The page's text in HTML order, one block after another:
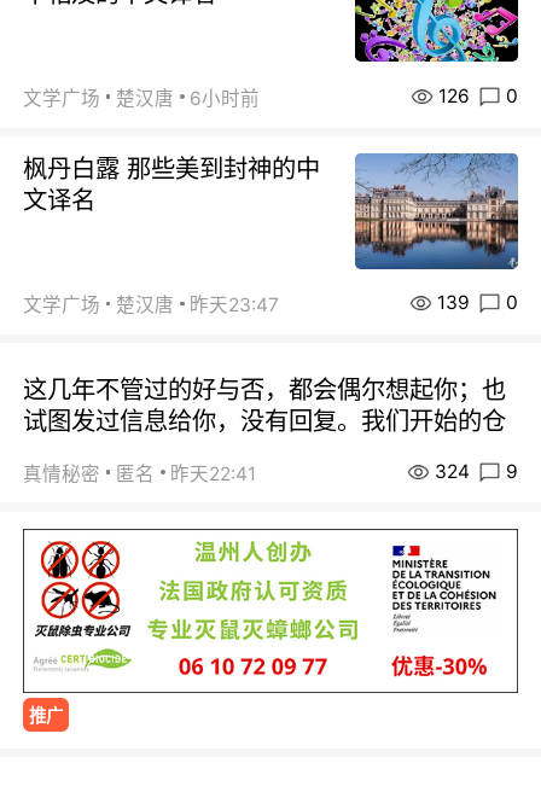
文学广场 楚汉唐 6小时前 126 0
枫丹白露 那些美到封神的中
文译名
文学广场 楚汉唐 昨天23:47 139 0
这几年不管过的好与否，都会偶尔想起你；也
试图发过信息给你，没有回复。我们开始的仓
真情秘密 匿名 昨天22:41 324 9
推广